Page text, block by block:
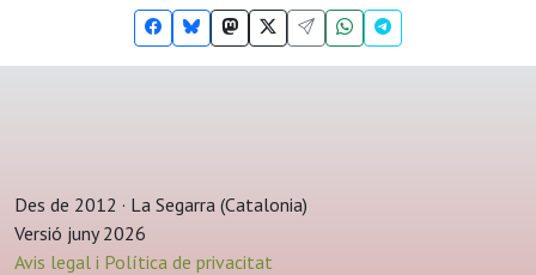
Des de 2012 · La Segarra (Catalonia)
Versió juny 2026
Avis legal i Política de privacitat